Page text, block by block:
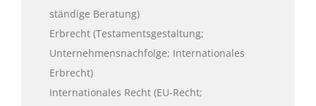
ständige Beratung)
Erbrecht (Testamentsgestaltung;
Unternehmensnachfolge; Internationales
Erbrecht)
Internationales Recht (EU-Recht;